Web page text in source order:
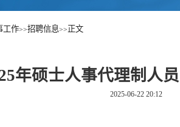
工作>>招聘信息>> 正文
年硕士人事代理制人
2025-06-22 20:12